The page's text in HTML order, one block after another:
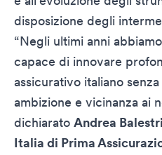
disposizione degli
“Negli ultimi anni
capace di innovare
assicurativo italiano
ambizione e vicinanza ai
dichiarato Andrea
Italia di Prima